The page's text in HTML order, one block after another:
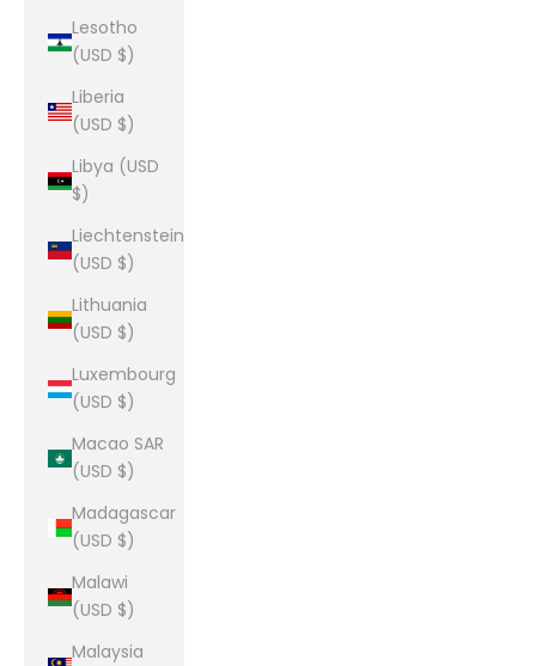
Lesotho
(USD $)
Liberia
(USD $)
Libya (USD
$)
Liechtenstein
(USD $)
Lithuania
(USD $)
Luxembourg
(USD $)
Macao SAR
(USD $)
Madagascar
(USD $)
Malawi
(USD $)
Malaysia